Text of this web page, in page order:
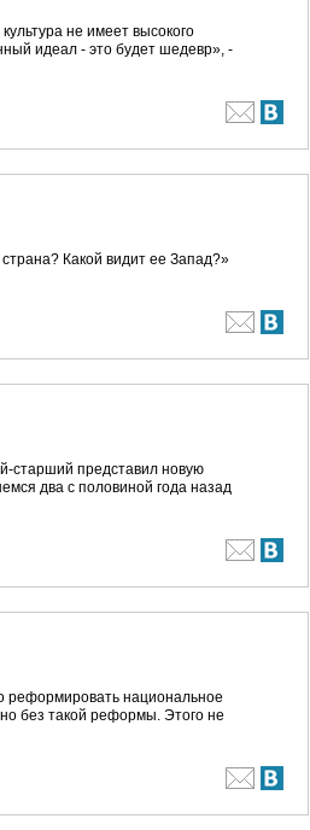
не имеет высокого
идеал - это будет шедевр», -
Какой видит ее Запад?»
старший представил новую
два с половиной года назад
реформировать национальное
без такой реформы. Этого не